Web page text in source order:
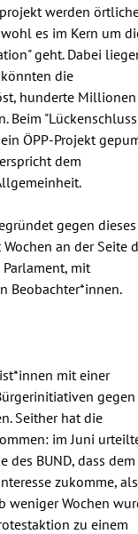
werden
es im Kern um
geht. Dabei
die
hunderte Millionen
Beim
ÖPP-Projekt
dem
gegen dieses
an der Seite
mit
Beobachter*innen.
mit einer
gegen
Seither hat die
im Juni
BUND, dass dem
zukomme, als
weniger Wochen
zu einem